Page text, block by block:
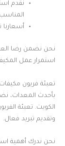
نقدم
أسعارنا
نحن نضمن رضا
استمرار عمل
تعبئة فريون
بأحدث المعدات،
الكويت. تعبئة
وتقديم تبريد فعال.
نحن ندرك أهمية